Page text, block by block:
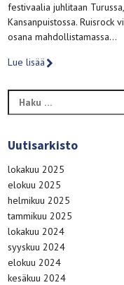
festivaalia juhlitaan
Kansanpuistossa.
osana mahdollistamassa…
Lue lisää
Haku:
Uutisarkisto
lokakuu 2025
elokuu 2025
helmikuu 2025
tammikuu 2025
lokakuu 2024
syyskuu 2024
elokuu 2024
kesäkuu 2024